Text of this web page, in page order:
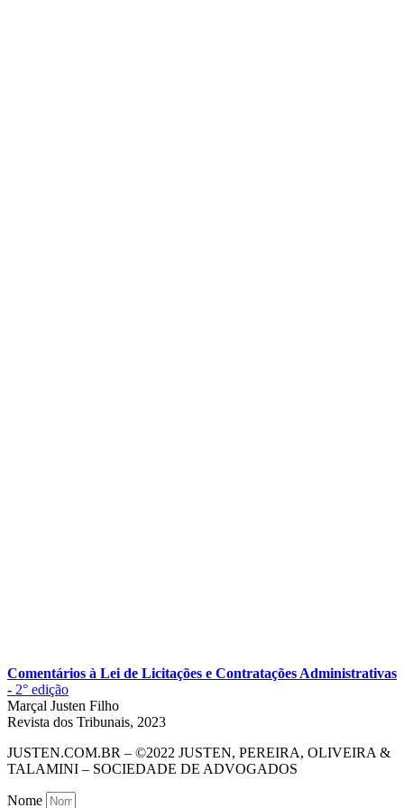
Comentários à Lei de Licitações e Contratações Administrativas
- 2° edição
Marçal Justen Filho
Revista dos Tribunais, 2023
JUSTEN.COM.BR – ©2022 JUSTEN, PEREIRA, OLIVEIRA &
TALAMINI – SOCIEDADE DE ADVOGADOS
Nome